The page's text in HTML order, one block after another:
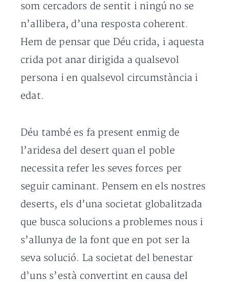
som cercadors de sentit i ningú no se
n’allibera, d’una resposta coherent.
Hem de pensar que Déu crida, i aquesta
crida pot anar dirigida a qualsevol
persona i en qualsevol circumstància i
edat.
Déu també es fa present enmig de
l’aridesa del desert quan el poble
necessita refer les seves forces per
seguir caminant. Pensem en els nostres
deserts, els d’una societat globalitzada
que busca solucions a problemes nous i
s’allunya de la font que en pot ser la
seva solució. La societat del benestar
d’uns s’està convertint en causa del